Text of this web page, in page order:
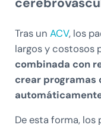
Tras un ACV, los
largos y costosos
combinada con
crear programas
De esta forma,